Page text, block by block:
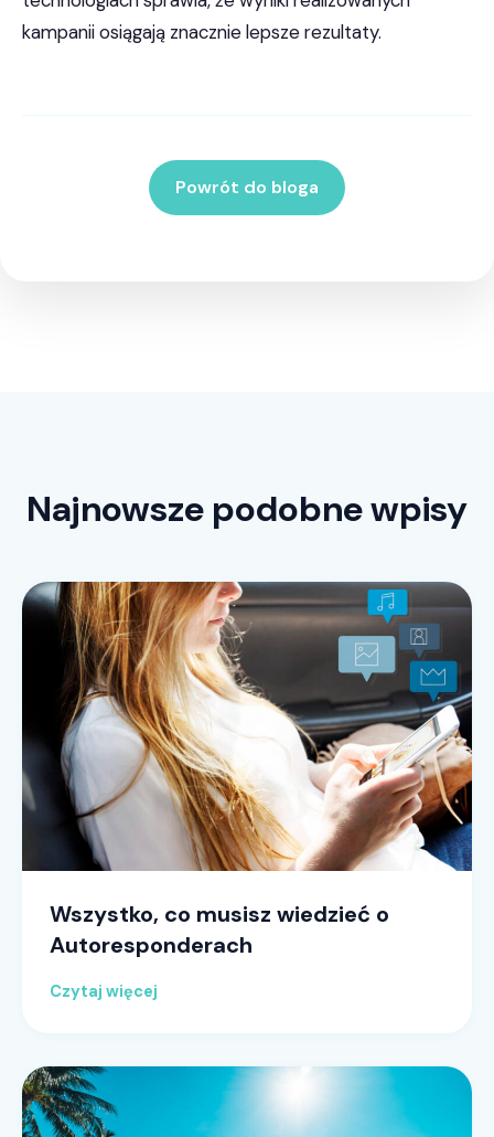
kampanii osiągają znacznie lepsze rezultaty.
Powrót do bloga
Najnowsze podobne wpisy
Wszystko, co musisz wiedzieć o
Autoresponderach
Czytaj więcej